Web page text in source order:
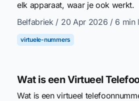
elk apparaat, waar je ook werkt.
Belfabriek / 20 Apr 2026 / 6 min
virtuele-nummers
Wat is een Virtueel
Wat is een virtueel